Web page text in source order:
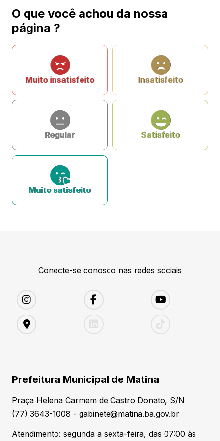
O que você achou da nossa
página ?
Muito insatisfeito Insatisfeito
Regular Satisfeito
Muito satisfeito
Conecte-se conosco nas redes sociais
Prefeitura Municipal de Matina
Praça Helena Carmem de Castro Donato, S/N
(77) 3643-1008 - gabinete@matina.ba.gov.br
Atendimento: segunda a sexta-feira, das 07:00 às